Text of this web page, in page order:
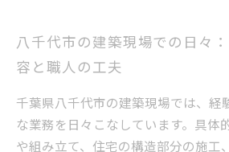
八千代市の建築現場での日々
容と職人の工夫
千葉県八千代市の建築現場では、経
な業務を日々こなしています。具体
や組み立て、住宅の構造部分の施工